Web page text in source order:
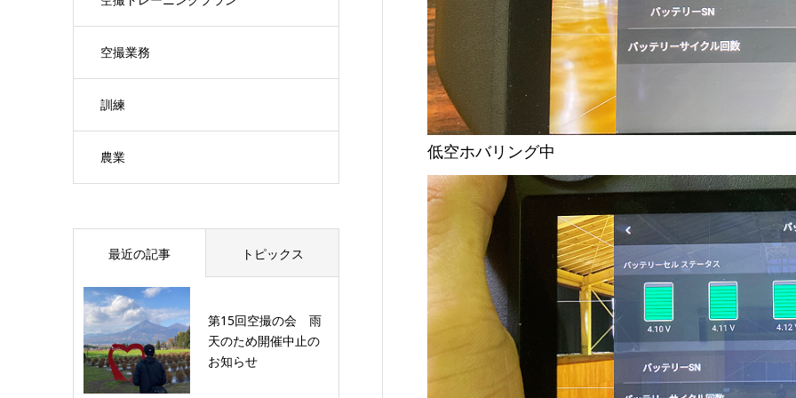
空撮業務
訓練
農業 低空ホバリング中
最近の記事 トピックス
第15回空撮の会 雨
天のため開催中止の
お知らせ